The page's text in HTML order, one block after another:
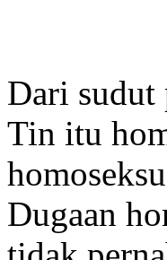
Dari sudut
Tin itu
Dugaan